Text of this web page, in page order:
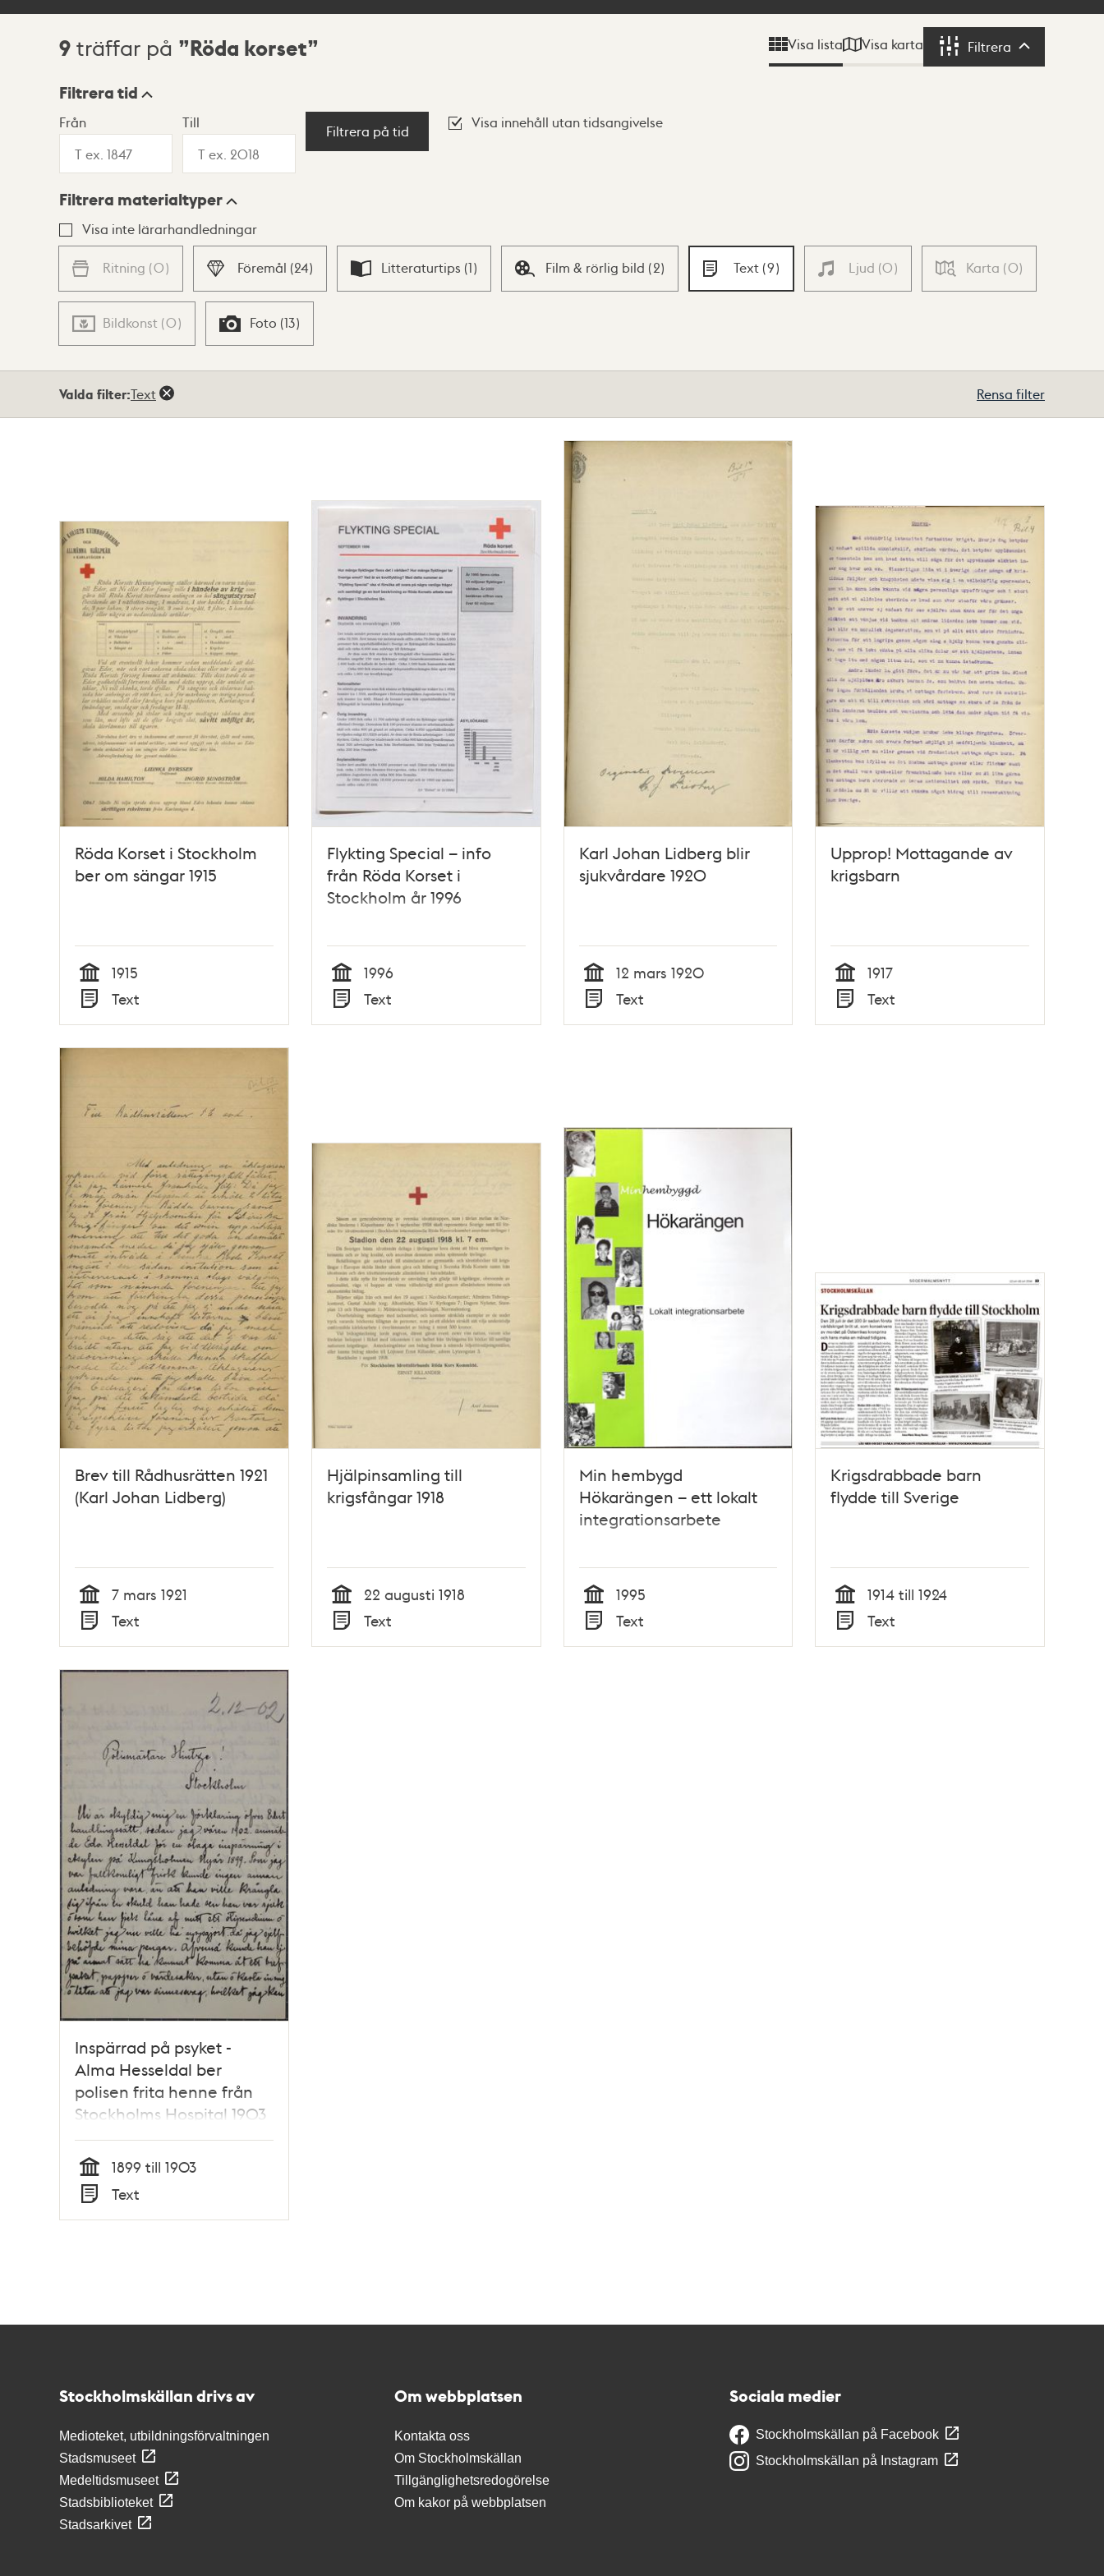
Sökresultat
9 träffar på Röda korset Visa lista Visa karta Filtrera Filtrera
Visningsläge
Lista Karta
Filtrera tid
Från Till
Filtrera på tid
Visa innehåll utan tidsangivelse
Filtrera materialtyper
Visa inte lärarhandledningar
Ritning (0) Föremål (24) Litteraturtips (1) Film & rörlig bild (2) Text (9) Ljud (0) Karta (0)
Bildkonst (0) Foto (13)
Valda filter:Text Rensa filter
Röda Korset i Stockholm
ber om sängar 1915
Tid
1915
Typ
Text
Flykting Special – info
från Röda Korset i
Stockholm år 1996
Tid
1996
Typ
Text
Karl Johan Lidberg blir
sjukvårdare 1920
Tid
12 mars 1920
Typ
Text
Upprop! Mottagande av
krigsbarn
Tid
1917
Typ
Text
Brev till Rådhusrätten 1921
(Karl Johan Lidberg)
Tid
7 mars 1921
Typ
Text
Hjälpinsamling till
krigsfångar 1918
Tid
22 augusti 1918
Typ
Text
Min hembygd
Hökarängen – ett lokalt
integrationsarbete
Tid
1995
Typ
Text
Krigsdrabbade barn
flydde till Sverige
Tid
1914 till 1924
Typ
Text
Inspärrad på psyket -
Alma Hesseldal ber
polisen frita henne från
Stockholms Hospital 1903
Tid
1899 till 1903
Typ
Text
Stockholmskällan drivs av
Medioteket, utbildningsförvaltningen
Stadsmuseet
Medeltidsmuseet
Stadsbiblioteket
Stadsarkivet
Om webbplatsen
Kontakta oss
Om Stockholmskällan
Tillgänglighetsredogörelse
Om kakor på webbplatsen
Sociala medier
Stockholmskällan på Facebook
Stockholmskällan på Instagram